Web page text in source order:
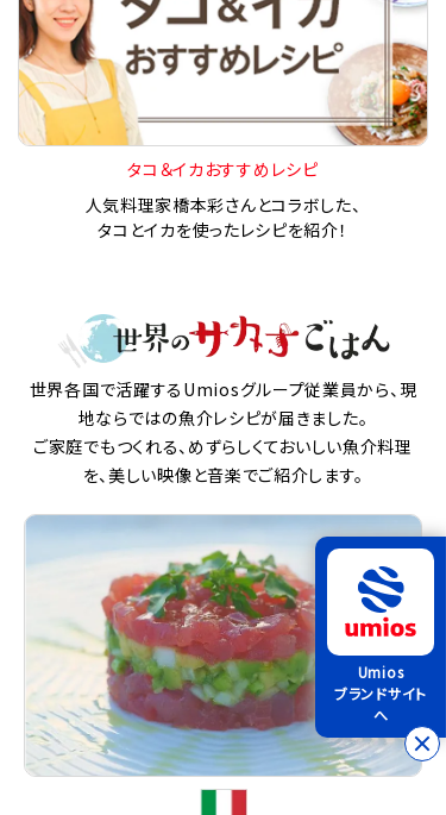
タコ＆イカおすすめレシピ
人気料理家橋本彩さんとコラボした、
タコとイカを使ったレシピを紹介！
世界各国で活躍するUmiosグループ従業員から、現
地ならではの魚介レシピが届きました。
ご家庭でもつくれる、めずらしくておいしい魚介料理
を、美しい映像と音楽でご紹介します。
Umios
ブランドサイト
へ